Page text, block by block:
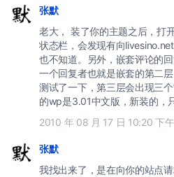
张默
老大， 装了你的主题之后，打
状态栏，会发现有向
也不知道。另外，嵌套评论的
一个回复者也就是嵌套的第二
测试了一下，第三层会出现三
的wp是3.01中文版，新装的，
2010 年 08 月 17 日 10:20 下午
张默
我找出来了，是在向你的站点